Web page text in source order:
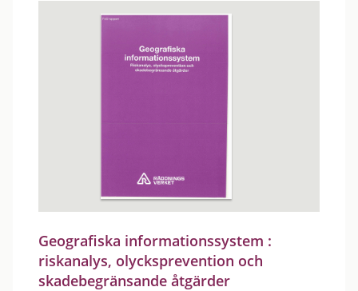
Geografiska informationssystem :
riskanalys, olycksprevention och
skadebegränsande åtgärder